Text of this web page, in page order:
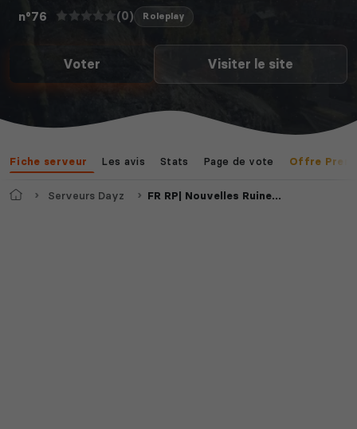
n°76 (0) Roleplay
Voter Visiter le site
Fiche serveur Les avis Stats Page de vote Offre
AccueilServeurs Dayz FR RP| Nouvelles Ruines|PS4/PS5